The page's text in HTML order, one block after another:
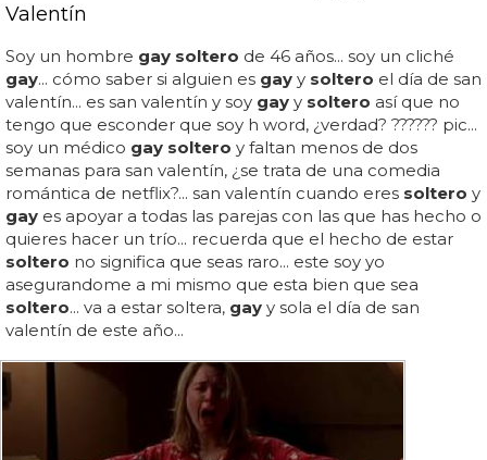
Valentín
Soy un hombre gay soltero de 46 años... soy un cliché
gay... cómo saber si alguien es gay y soltero el día de san
valentín... es san valentín y soy gay y soltero así que no
tengo que esconder que soy h word, ¿verdad? ?????? pic...
soy un médico gay soltero y faltan menos de dos
semanas para san valentín, ¿se trata de una comedia
romántica de netflix?... san valentín cuando eres soltero y
gay es apoyar a todas las parejas con las que has hecho o
quieres hacer un trío... recuerda que el hecho de estar
soltero no significa que seas raro... este soy yo
asegurandome a mi mismo que esta bien que sea
soltero... va a estar soltera, gay y sola el día de san
valentín de este año...